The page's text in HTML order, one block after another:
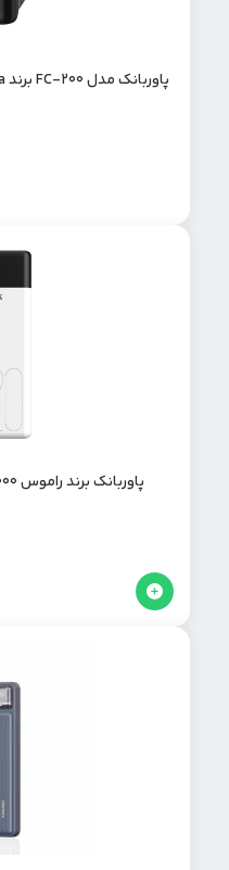
پاوربانک مدل FC-200 برند X-inova ظرفیت 20000 میلی آمپر
پاوربانک برند راموس 20000 میلی امپر مدل LT20PFS